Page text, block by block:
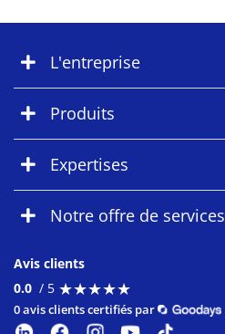
L'entreprise
Produits
Expertises
Notre offre de services
Avis clients
0.0 / 5 ★★★★★
★★★★★
0 avis clients certifiés par